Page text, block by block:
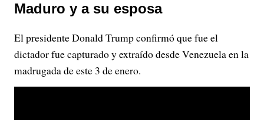
Maduro y a su esposa
El presidente Donald Trump confirmó que fue el
dictador fue capturado y extraído desde Venezuela en la
madrugada de este 3 de enero.